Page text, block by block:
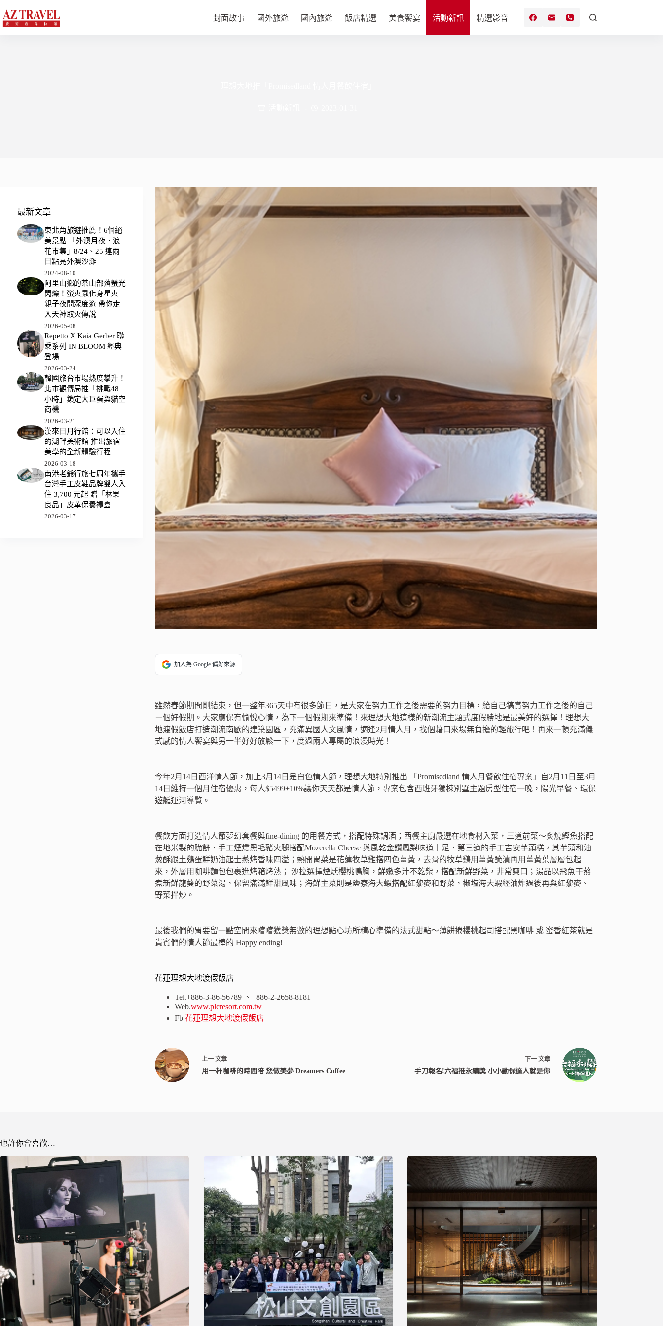
至
主
封面故事 國外旅遊 國內旅遊 飯店精選 美食饗宴 活動新訊 精選影音
加入為 Google 偏好來源
雖然春節期間剛結束，但一整年365天中有很多節日，是大家在努力工作之後需要的努力目標，給自己犒賞努力工作之後的自己
ㄧ個好假期。大家應保有愉悅心情，為下一個假期來準備！來理想大地這樣的新潮流主題式度假勝地是最美好的選擇！理想大
地渡假飯店打造潮流南歐的建築園區，充滿異國人文風情，適逢2月情人月，找個藉口來場無負擔的輕旅行吧！再來一頓充滿儀
式感的情人饗宴與另一半好好放鬆一下，度過兩人專屬的浪漫時光！
今年2月14日西洋情人節，加上3月14日是白色情人節，理想大地特別推出 「Promisedland 情人月餐飲住宿專案」自2月11日至3月
14日維持一個月住宿優惠，每人$5499+10%讓你天天都是情人節，專案包含西班牙獨棟別墅主題房型住宿一晚，陽光早餐、環保
遊艇運河導覧。
餐飲方面打造情人節夢幻套餐與fine-dining 的用餐方式，搭配特殊調酒；西餐主廚嚴選在地食材入菜，三道前菜～炙燒鰹魚搭配
在地米製的脆餅、手工煙燻黑毛豬火腿搭配Mozerella Cheese 與風乾金鑽鳳梨味道十足、第三道的手工吉安芋頭糕，其芋頭和油
葱酥跟土鷄蛋鮮奶油起士蒸烤香味四溢；熱開胃菜是花蓮牧草雞搭四色薑黃，去骨的牧草鷄用薑黃醃漬再用薑黃葉層層包起
來，外層用咖啡麵包包裹進烤箱烤熟； 沙拉選擇煙燻櫻桃鴨胸，鮮嫩多汁不乾柴，搭配新鮮野菜，非常爽口；湯品以飛魚干熬
煮新鮮龍葵的野菜湯，保留滿滿鮮甜風味；海鮮主菜則是鹽寮海大蝦搭配紅黎麥和野菜，椒塩海大蝦經油炸過後再與紅黎麥、
野菜拌炒。
最後我們的胃要留一點空間來嚐嚐獲獎無數的理想點心坊所精心準備的法式甜點～薄餅捲櫻桃起司搭配黑咖啡 或 蜜香紅茶就是
貴賓們的情人節最棒的 Happy ending!
花蓮理想大地渡假飯店
Tel.+886-3-86-56789 、+886-2-2658-8181
Web.www.plcresort.com.tw
Fb.花蓮理想大地渡假飯店
上一文章
用一杯咖啡的時間陪 您做美夢 Dreamers Coffee
下一 文章
手刀報名!六福推永續獎 小小動保達人就是你
最新文章
東北角旅遊推薦！6個絕
美景點 「外澳月夜．浪
花市集」8/24、25 連兩
日點亮外澳沙灘
2024-08-10
阿里山鄉的茶山部落螢光
閃爍！螢火蟲化身星火
親子夜間深度遊 帶你走
入天神取火傳說
2026-05-08
Repetto X Kaia Gerber 聯
乘系列 IN BLOOM 經典
登場
2026-03-24
韓國旅台市場熱度攀升！
北市觀傳局推「挑戰48
小時」鎖定大巨蛋與貓空
商機
2026-03-21
漢來日月行館：可以入住
的湖畔美術館 推出旅宿
美學的全新體驗行程
2026-03-18
南港老爺行旅七周年攜手
台灣手工皮鞋品牌雙人入
住 3,700 元起 贈「林果
良品」皮革保養禮盒
2026-03-17
也許你會喜歡…